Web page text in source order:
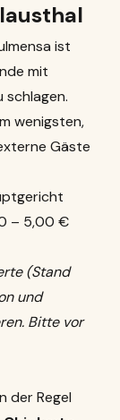
ist
mit
schlagen.
wenigsten,
Gäste
– 5,00 €
(Stand
und
Bitte vor
der Regel